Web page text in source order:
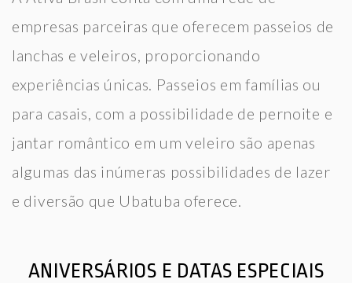
empresas parceiras que oferecem passeios de
lanchas e veleiros, proporcionando
experiências únicas. Passeios em famílias ou
para casais, com a possibilidade de pernoite e
jantar romântico em um veleiro são apenas
algumas das inúmeras possibilidades de lazer
e diversão que Ubatuba oferece.
ANIVERSÁRIOS E DATAS ESPECIAIS